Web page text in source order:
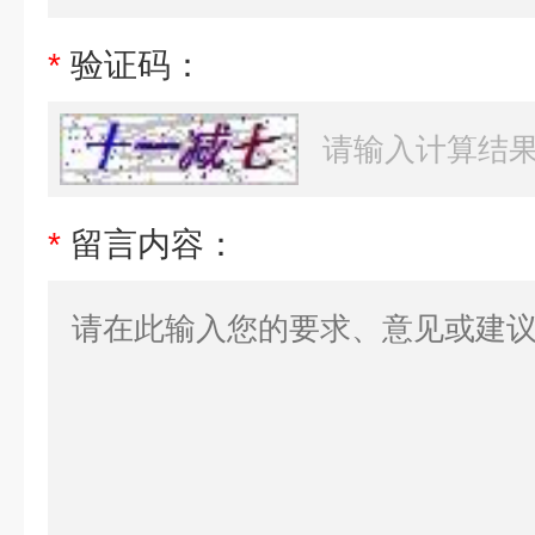
* 验证码：
* 留言内容：